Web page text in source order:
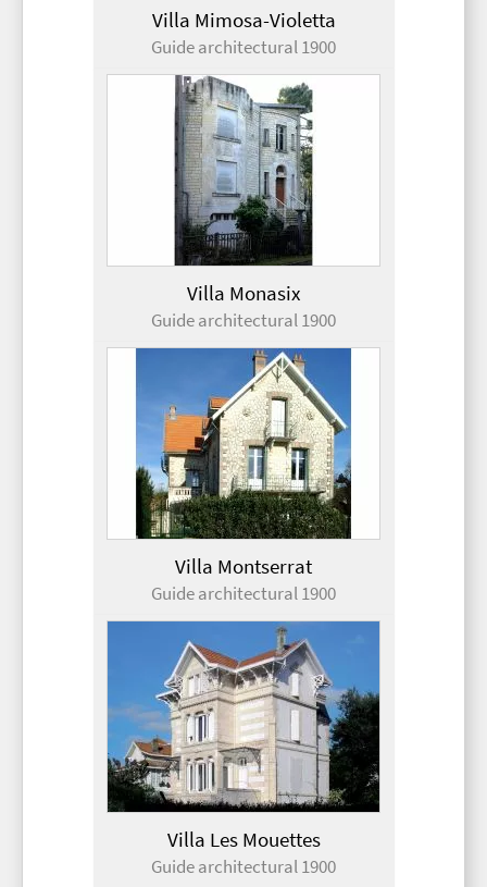
Villa Mimosa-Violetta
Guide architectural 1900
Villa Monasix
Guide architectural 1900
Villa Montserrat
Guide architectural 1900
Villa Les Mouettes
Guide architectural 1900